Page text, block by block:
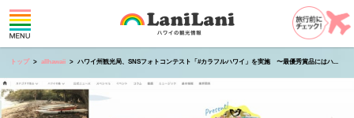
トップ allhawaii ハワイ州観光局、SNSフォトコンテスト「#カラフルハワイ」を実施 〜最優秀賞品にはハ...